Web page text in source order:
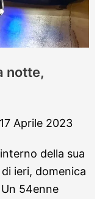
notte,
17 Aprile 2023
della sua
ieri, domenica
54enne